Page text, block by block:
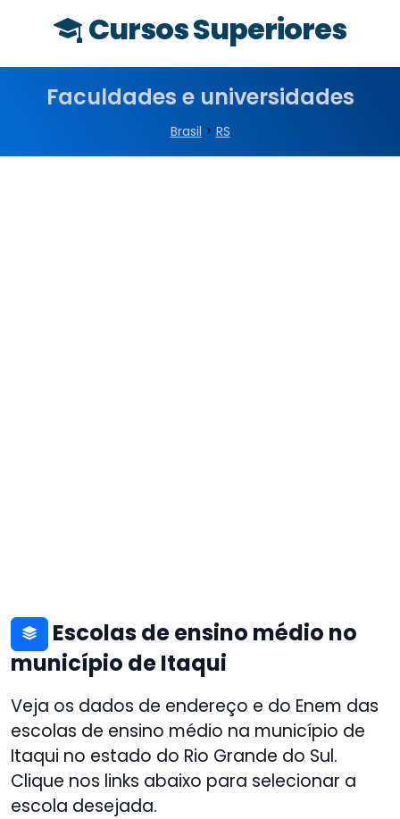
Cursos Superiores
Faculdades e universidades
Brasil > RS
Escolas de ensino médio no
município de Itaqui
Veja os dados de endereço e do Enem das
escolas de ensino médio na município de
Itaqui no estado do Rio Grande do Sul.
Clique nos links abaixo para selecionar a
escola desejada.